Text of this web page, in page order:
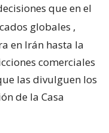
que en el
globales ,
en Irán hasta la
comerciales
las divulguen los
de la Casa